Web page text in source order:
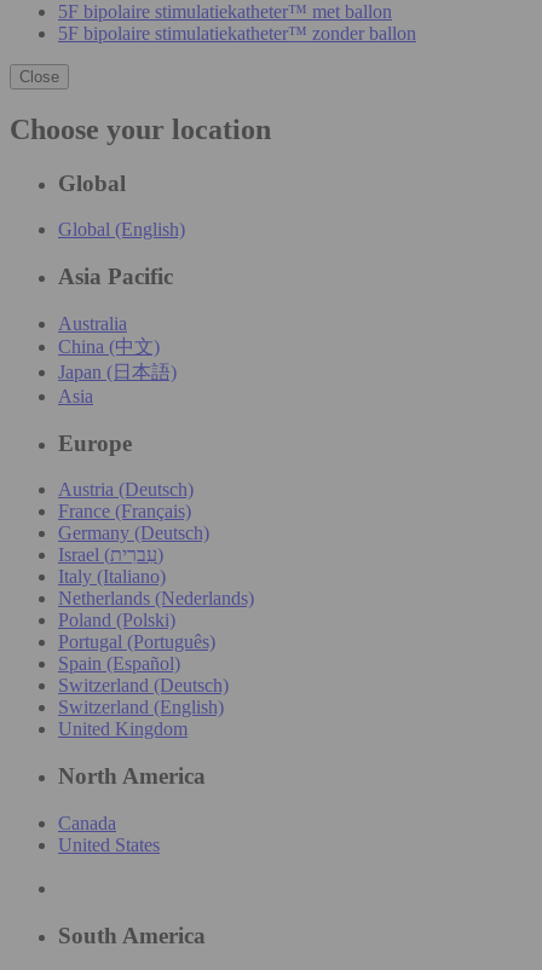
5F bipolaire stimulatiekatheter™ met ballon
5F bipolaire stimulatiekatheter™ zonder ballon
Close
Choose your location
Global
Global (English)
Asia Pacific
Australia
China (中文)
Japan (日本語)
Asia
Europe
Austria (Deutsch)
France (Français)
Germany (Deutsch)
Israel (עִברִית)
Italy (Italiano)
Netherlands (Nederlands)
Poland (Polski)
Portugal (Português)
Spain (Español)
Switzerland (Deutsch)
Switzerland (English)
United Kingdom
North America
Canada
United States
South America